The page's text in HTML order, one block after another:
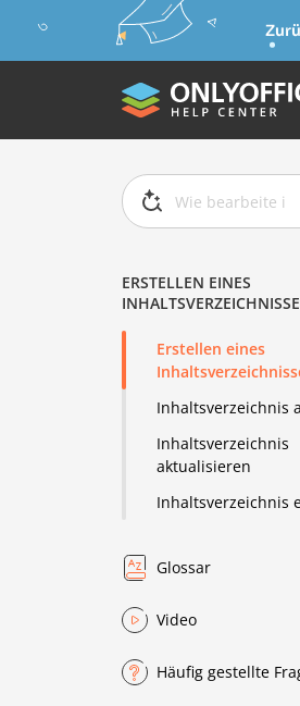
ERSTELLEN EINES
Erstellen eines
Inhaltsverzeichnis
Inhaltsverzeichnis
aktualisieren
Inhaltsverzeichnis
Glossar
Video
Häufig gestellte